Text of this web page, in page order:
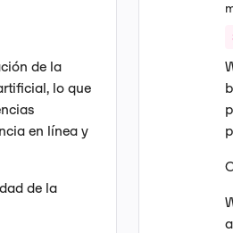
de la
lo que
en línea y
de la